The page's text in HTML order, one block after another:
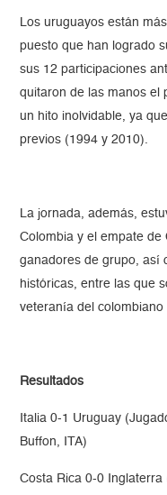
Los uruguayos están
puesto que han logrado
sus 12 participaciones
quitaron de las manos el
un hito inolvidable, ya
previos (1994 y 2010).
La jornada, además,
Colombia y el empate de
ganadores de grupo, así
históricas, entre las que
veteranía del
Resultados
Italia 0-1 Uruguay
Buffon, ITA)
Costa Rica 0-0